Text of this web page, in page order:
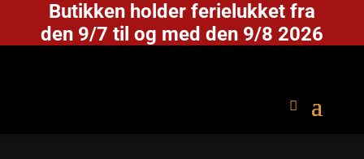
Butikken holder ferielukket fra
den 9/7 til og med den 9/8 2026